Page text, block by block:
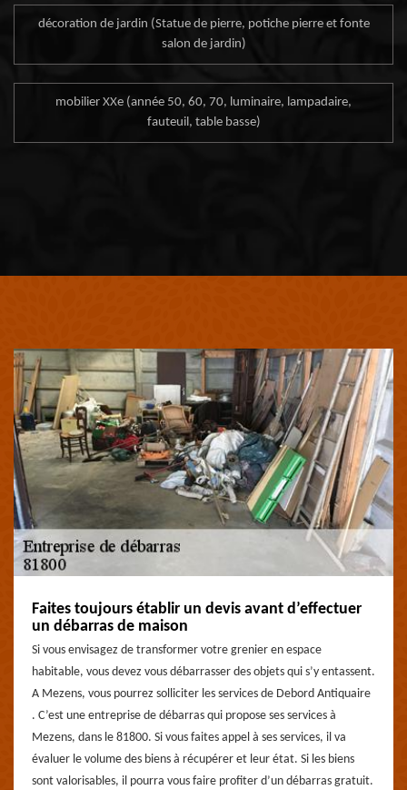
décoration de jardin (Statue de pierre, potiche pierre et fonte
salon de jardin)
mobilier XXe (année 50, 60, 70, luminaire, lampadaire,
fauteuil, table basse)
Faites toujours établir un devis avant d’effectuer
un débarras de maison
Si vous envisagez de transformer votre grenier en espace
habitable, vous devez vous débarrasser des objets qui s’y entassent.
A Mezens, vous pourrez solliciter les services de Debord Antiquaire
. C’est une entreprise de débarras qui propose ses services à
Mezens, dans le 81800. Si vous faites appel à ses services, il va
évaluer le volume des biens à récupérer et leur état. Si les biens
sont valorisables, il pourra vous faire profiter d’un débarras gratuit.